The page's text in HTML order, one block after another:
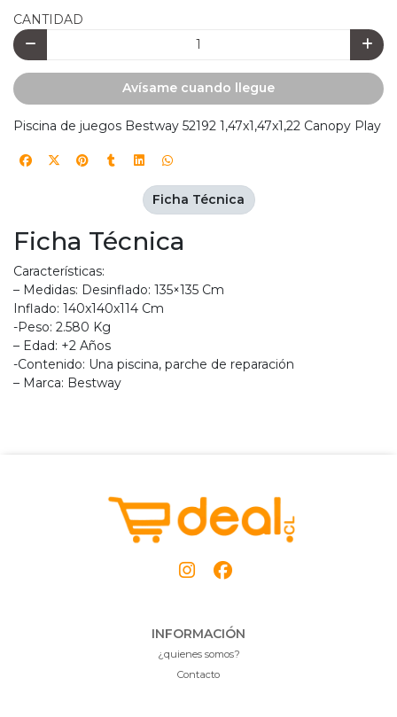
CANTIDAD
Avísame cuando llegue
Piscina de juegos Bestway 52192 1,47x1,47x1,22 Canopy Play
Ficha Técnica
Características:
– Medidas: Desinflado: 135×135 Cm
Inflado: 140x140x114 Cm
-Peso: 2.580 Kg
– Edad: +2 Años
-Contenido: Una piscina, parche de reparación
– Marca: Bestway
Ficha Técnica
INFORMACIÓN
¿quienes somos?
Contacto